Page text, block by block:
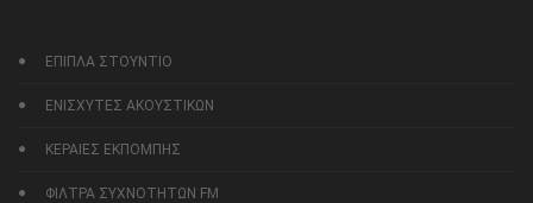
ΕΠΙΠΛΑ ΣΤΟΥΝΤΙΟ
ΕΝΙΣΧΥΤΕΣ ΑΚΟΥΣΤΙΚΩΝ
ΚΕΡΑΙΕΣ ΕΚΠΟΜΠΗΣ
ΦΙΛΤΡΑ ΣΥΧΝΟΤΗΤΩΝ FM